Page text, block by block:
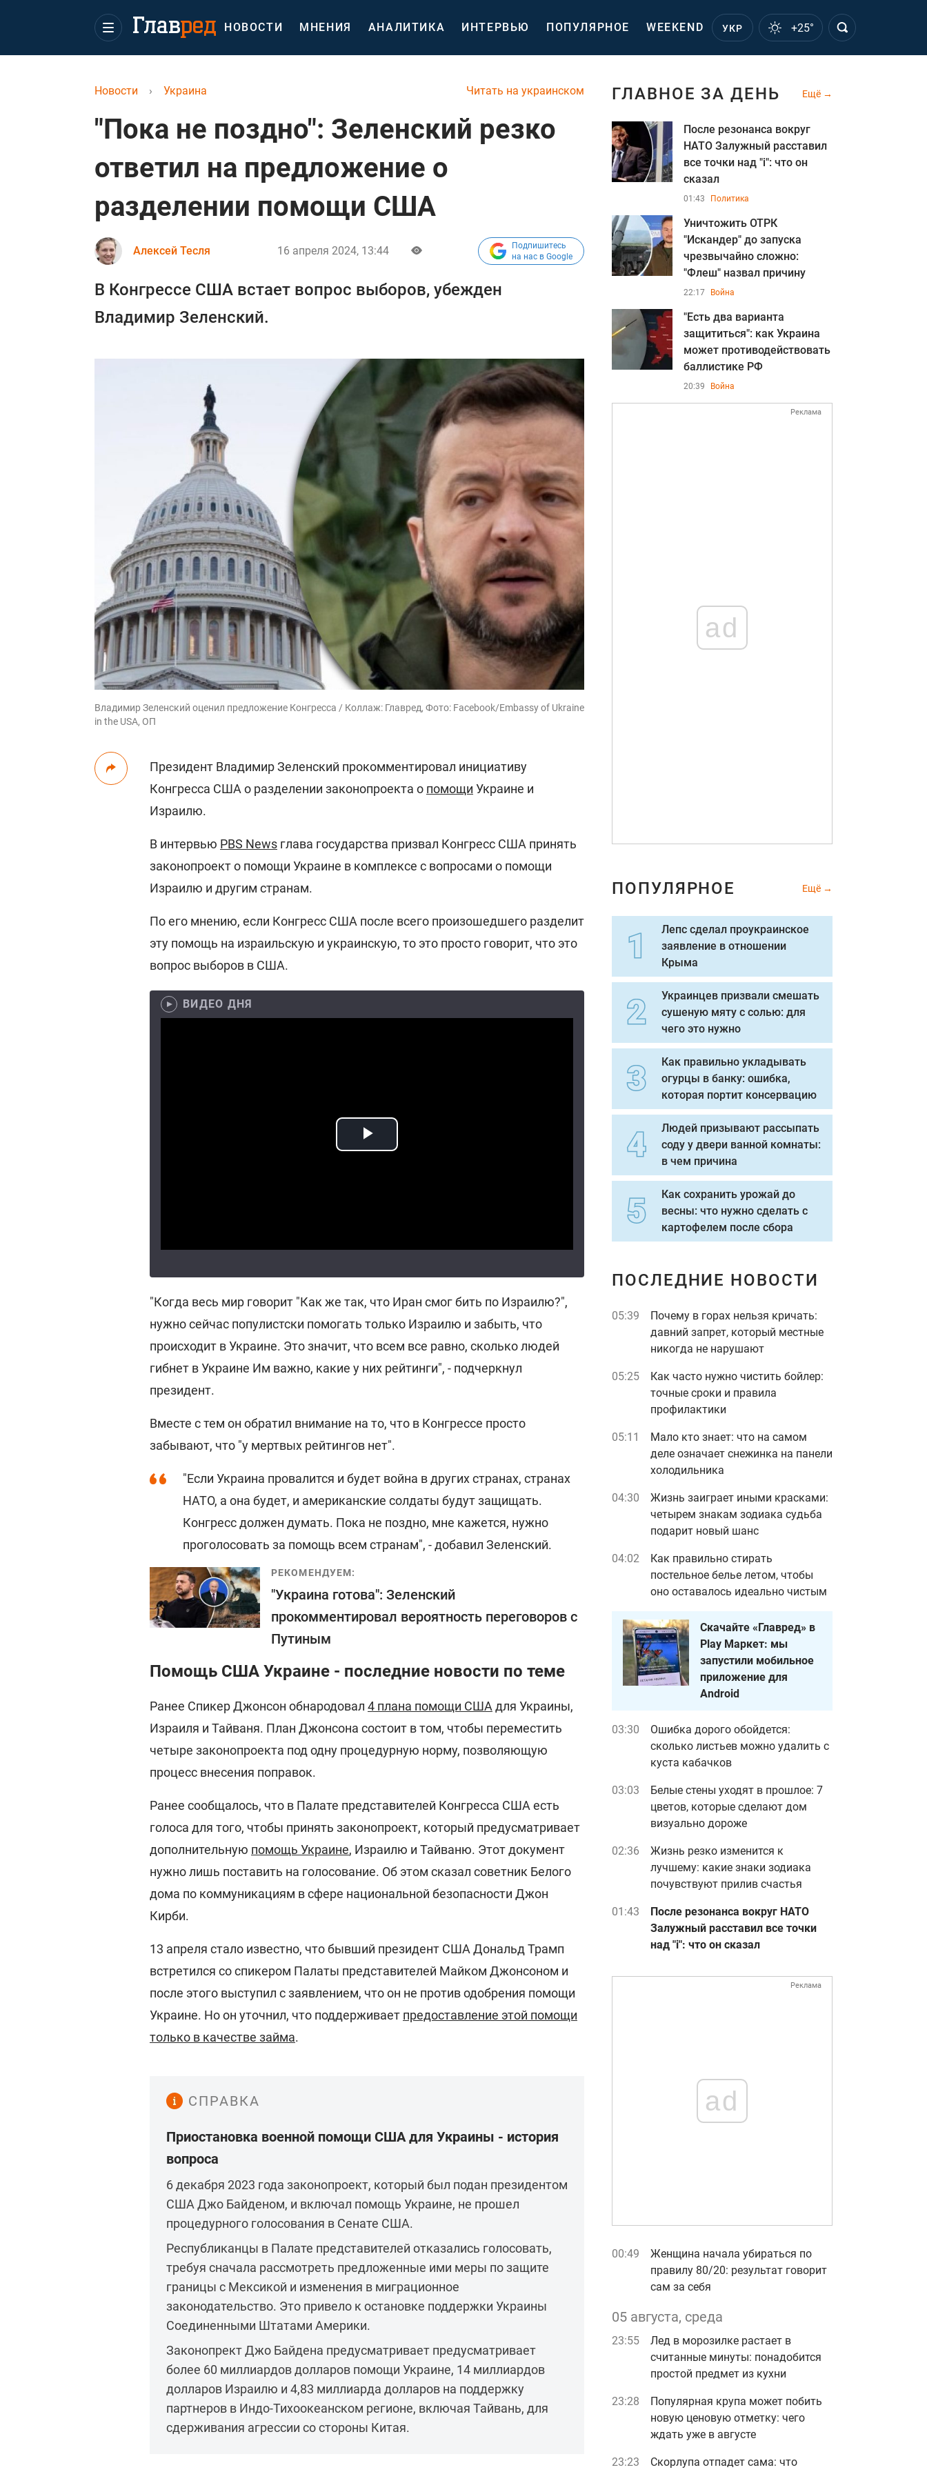
НОВОСТИ МНЕНИЯ АНАЛИТИКА ИНТЕРВЬЮ ПОПУЛЯРНОЕ WEEKEND УКР +25°
Читать на украинском
Новости › Украина
"Пока не поздно": Зеленский резко
ответил на предложение о
разделении помощи США
Алексей Тесля 16 апреля 2024, 13:44
Подпишитесь
на нас в Google
В Конгрессе США встает вопрос выборов, убежден
Владимир Зеленский.
Владимир Зеленский оценил предложение Конгресса / Коллаж: Главред, Фото: Facebook/Embassy of Ukraine
in the USA, ОП
Президент Владимир Зеленский прокомментировал инициативу
Конгресса США о разделении законопроекта о помощи Украине и
Израилю.
В интервью PBS News глава государства призвал Конгресс США принять
законопроект о помощи Украине в комплексе с вопросами о помощи
Израилю и другим странам.
По его мнению, если Конгресс США после всего произошедшего разделит
эту помощь на израильскую и украинскую, то это просто говорит, что это
вопрос выборов в США.
ВИДЕО ДНЯ
"Когда весь мир говорит "Как же так, что Иран смог бить по Израилю?",
нужно сейчас популистски помогать только Израилю и забыть, что
происходит в Украине. Это значит, что всем все равно, сколько людей
гибнет в Украине Им важно, какие у них рейтинги", - подчеркнул
президент.
Вместе с тем он обратил внимание на то, что в Конгрессе просто
забывают, что "у мертвых рейтингов нет".
"Если Украина провалится и будет война в других странах, странах
НАТО, а она будет, и американские солдаты будут защищать.
Конгресс должен думать. Пока не поздно, мне кажется, нужно
проголосовать за помощь всем странам", - добавил Зеленский.
РЕКОМЕНДУЕМ:
"Украина готова": Зеленский
прокомментировал вероятность переговоров с
Путиным
Помощь США Украине - последние новости по теме
Ранее Спикер Джонсон обнародовал 4 плана помощи США для Украины,
Израиля и Тайваня. План Джонсона состоит в том, чтобы переместить
четыре законопроекта под одну процедурную норму, позволяющую
процесс внесения поправок.
Ранее сообщалось, что в Палате представителей Конгресса США есть
голоса для того, чтобы принять законопроект, который предусматривает
дополнительную помощь Украине, Израилю и Тайваню. Этот документ
нужно лишь поставить на голосование. Об этом сказал советник Белого
дома по коммуникациям в сфере национальной безопасности Джон
Кирби.
13 апреля стало известно, что бывший президент США Дональд Трамп
встретился со спикером Палаты представителей Майком Джонсоном и
после этого выступил с заявлением, что он не против одобрения помощи
Украине. Но он уточнил, что поддерживает предоставление этой помощи
только в качестве займа.
СПРАВКА
Приостановка военной помощи США для Украины - история
вопроса
6 декабря 2023 года законопроект, который был подан президентом
США Джо Байденом, и включал помощь Украине, не прошел
процедурного голосования в Сенате США.
Республиканцы в Палате представителей отказались голосовать,
требуя сначала рассмотреть предложенные ими меры по защите
границы с Мексикой и изменения в миграционное
законодательство. Это привело к остановке поддержки Украины
Соединенными Штатами Америки.
Законопрект Джо Байдена предусматривает предусматривает
более 60 миллиардов долларов помощи Украине, 14 миллиардов
долларов Израилю и 4,83 миллиарда долларов на поддержку
партнеров в Индо-Тихоокеанском регионе, включая Тайвань, для
сдерживания агрессии со стороны Китая.
ГЛАВНОЕ ЗА ДЕНЬ Ещё
После резонанса вокруг
НАТО Залужный расставил
все точки над "i": что он
сказал
01:43 Политика
Уничтожить ОТРК
"Искандер" до запуска
чрезвычайно сложно:
"Флеш" назвал причину
22:17 Война
"Есть два варианта
защититься": как Украина
может противодействовать
баллистике РФ
20:39 Война
Реклама
ad
ПОПУЛЯРНОЕ Ещё
Лепс сделал проукраинское
заявление в отношении
Крыма
Украинцев призвали смешать
сушеную мяту с солью: для
чего это нужно
Как правильно укладывать
огурцы в банку: ошибка,
которая портит консервацию
Людей призывают рассыпать
соду у двери ванной комнаты:
в чем причина
Как сохранить урожай до
весны: что нужно сделать с
картофелем после сбора
ПОСЛЕДНИЕ НОВОСТИ
05:39
Почему в горах нельзя кричать:
давний запрет, который местные
никогда не нарушают
05:25
Как часто нужно чистить бойлер:
точные сроки и правила
профилактики
05:11
Мало кто знает: что на самом
деле означает снежинка на панели
холодильника
04:30
Жизнь заиграет иными красками:
четырем знакам зодиака судьба
подарит новый шанс
04:02
Как правильно стирать
постельное белье летом, чтобы
оно оставалось идеально чистым
Скачайте «Главред» в
Play Маркет: мы
запустили мобильное
приложение для
Android
03:30
Ошибка дорого обойдется:
сколько листьев можно удалить с
куста кабачков
03:03
Белые стены уходят в прошлое: 7
цветов, которые сделают дом
визуально дороже
02:36
Жизнь резко изменится к
лучшему: какие знаки зодиака
почувствуют прилив счастья
01:43
После резонанса вокруг НАТО
Залужный расставил все точки
над "i": что он сказал
Реклама
ad
00:49
Женщина начала убираться по
правилу 80/20: результат говорит
сам за себя
05 августа, среда
23:55
Лед в морозилке растает в
считанные минуты: понадобится
простой предмет из кухни
23:28
Популярная крупа может побить
новую ценовую отметку: чего
ждать уже в августе
23:23 Скорлупа отпадет сама: что